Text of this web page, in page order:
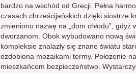
bardzo na wschód od Grecji. Pełna
czasach chrześcijańskich dzięki siostrze
zmieniono nazwę na „dom chłodu”, gdyż
dworzanom. Obok wybudowano nową
kompleksie znalazły się znane światu
ozdobiona mozaikami termy. Położenie
mieszkańcom bezpieczeństwo.